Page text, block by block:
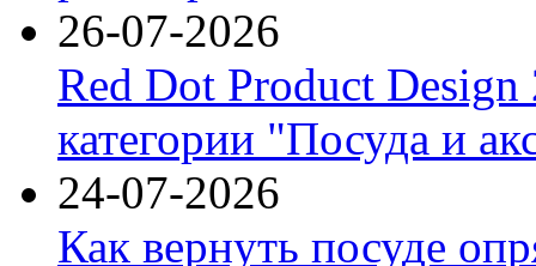
26-07-2026
Red Dot Product Design
категории "Посуда и
24-07-2026
Как вернуть посуде